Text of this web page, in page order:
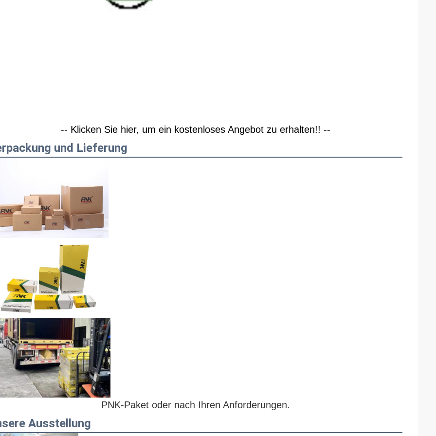
-- Klicken Sie hier, um ein kostenloses Angebot zu erhalten!! --
und Lieferung
PNK-Paket oder nach Ihren Anforderungen.
Ausstellung